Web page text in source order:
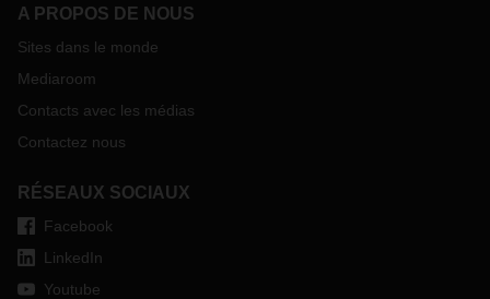
A PROPOS DE NOUS
Sites dans le monde
Mediaroom
Contacts avec les médias
Contactez nous
RÉSEAUX SOCIAUX
Facebook
LinkedIn
Youtube